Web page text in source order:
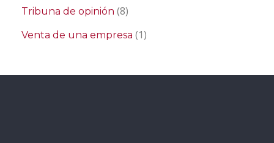
Tribuna de opinión (8)
Venta de una empresa (1)